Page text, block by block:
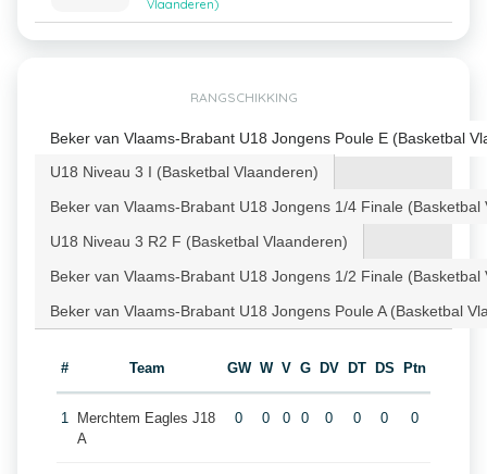
Vlaanderen)
RANGSCHIKKING
Beker van Vlaams-Brabant U18 Jongens Poule E (Basketbal
U18 Niveau 3 I (Basketbal Vlaanderen)
Beker van Vlaams-Brabant U18 Jongens 1/4 Finale (Basketbal
U18 Niveau 3 R2 F (Basketbal Vlaanderen)
Beker van Vlaams-Brabant U18 Jongens 1/2 Finale (Basketbal
Beker van Vlaams-Brabant U18 Jongens Poule A (Basketbal
# Team GW W V G DV DT DS Ptn
1
Merchtem Eagles J18
A
0 0 0 0 0 0 0 0